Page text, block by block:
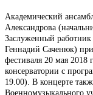
Академический
Александрова
Заслуженный
Геннадий Саченюк)
фестиваля 20 мая 2018
консерватории с
19.00). В концерте
Военномузыкального